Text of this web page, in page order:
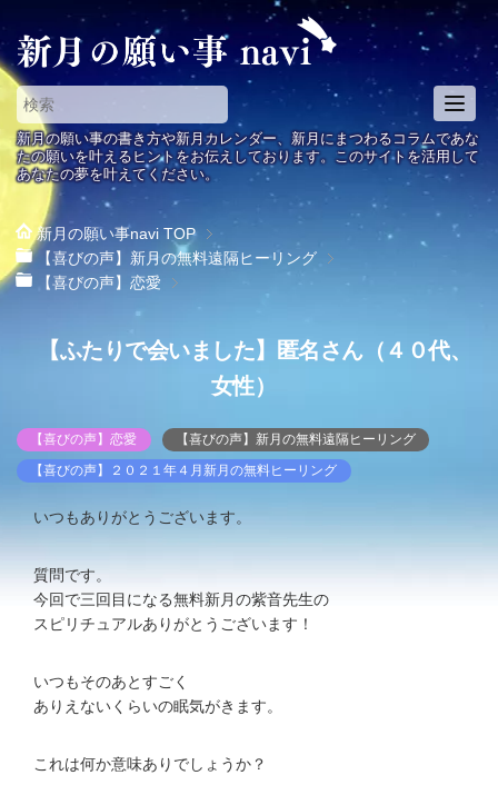
T
o
g
g
e
新月の願い事の書き方や新月カレンダー、新月にまつわるコラムであな
たの願いを叶えるヒントをお伝えしております。このサイトを活用して
あなたの夢を叶えてください。
新月の願い事navi TOP
【喜びの声】新月の無料遠隔ヒーリング
【喜びの声】恋愛
【ふたりで会いました】匿名さん（４０代、
女性）
【喜びの声】恋愛 【喜びの声】新月の無料遠隔ヒーリング
【喜びの声】２０２１年４月新月の無料ヒーリング
いつもありがとうございます。
質問です。
今回で三回目になる無料新月の紫音先生の
スピリチュアルありがとうございます！
いつもそのあとすごく
ありえないくらいの眠気がきます。
これは何か意味ありでしょうか？